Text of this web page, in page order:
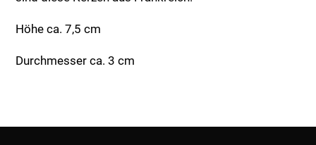
Höhe ca. 7,5 cm
Durchmesser ca. 3 cm